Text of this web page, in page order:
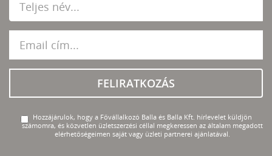
FELIRATKOZÁS
Hozzájárulok, hogy a Fővállalkozó Balla és Balla Kft. hírlevelet küldjön
számomra, és közvetlen üzletszerzési céllal megkeressen az általam megadott
elérhetőségeimen saját vagy üzleti partnerei ajánlatával.